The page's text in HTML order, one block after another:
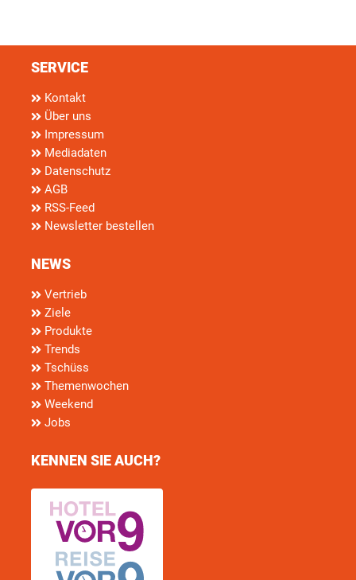
SERVICE
Kontakt
Über uns
Impressum
Mediadaten
Datenschutz
AGB
RSS-Feed
Newsletter bestellen
NEWS
Vertrieb
Ziele
Produkte
Trends
Tschüss
Themenwochen
Weekend
Jobs
KENNEN SIE AUCH?